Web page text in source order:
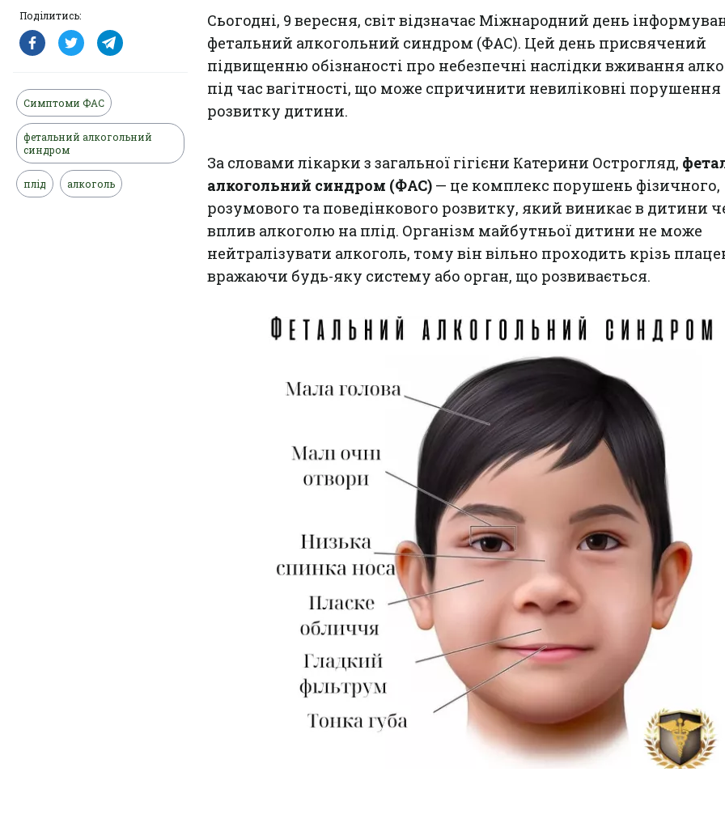
Поділитись:
Симптоми ФАС
фетальний алкогольний
синдром
плід алкоголь
Сьогодні, 9 вересня, світ відзначає Міжнародний день
фетальний алкогольний синдром (ФАС). Цей день присвячений
підвищенню обізнаності про небезпечні наслідки вживання
під час вагітності, що може спричинити невиліковні порушення
розвитку дитини.
За словами лікарки з загальної гігієни Катерини Острогляд,
алкогольний синдром (ФАС) — це комплекс порушень фізичного,
розумового та поведінкового розвитку, який виникає в дитини
вплив алкоголю на плід. Організм майбутньої дитини не може
нейтралізувати алкоголь, тому він вільно проходить крізь
вражаючи будь-яку систему або орган, що розвивається.